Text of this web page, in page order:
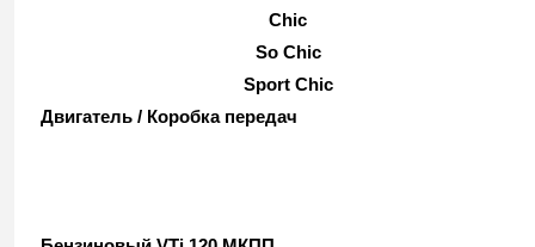
Chic
So Chic
Sport Chic
Двигатель / Коробка передач